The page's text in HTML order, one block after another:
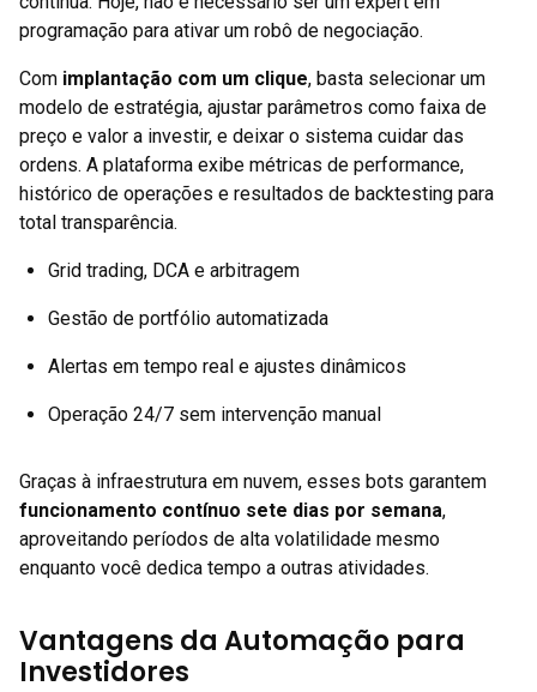
programação para ativar um robô de negociação.
Com implantação com um clique, basta selecionar um
modelo de estratégia, ajustar parâmetros como faixa de
preço e valor a investir, e deixar o sistema cuidar das
ordens. A plataforma exibe métricas de performance,
histórico de operações e resultados de backtesting para
total transparência.
Grid trading, DCA e arbitragem
Gestão de portfólio automatizada
Alertas em tempo real e ajustes dinâmicos
Operação 24/7 sem intervenção manual
Graças à infraestrutura em nuvem, esses bots garantem
funcionamento contínuo sete dias por semana,
aproveitando períodos de alta volatilidade mesmo
enquanto você dedica tempo a outras atividades.
Vantagens da Automação para
Investidores